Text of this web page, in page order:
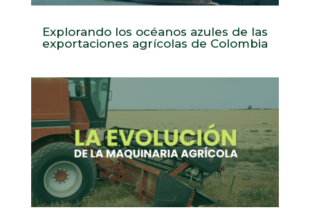
Explorando los océanos azules de las
exportaciones agrícolas de Colombia